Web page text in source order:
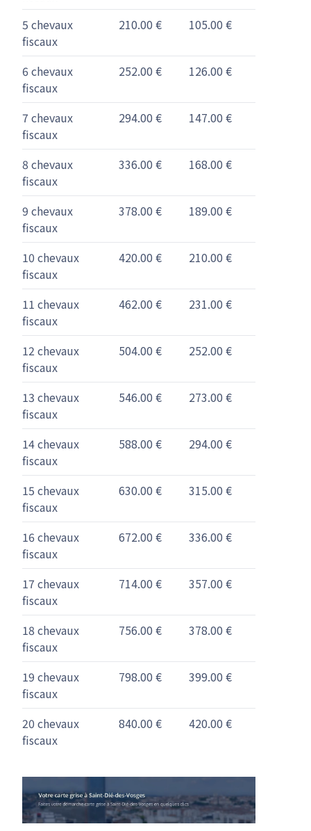
5 chevaux
fiscaux
210.00 € 105.00 €
6 chevaux
fiscaux
252.00 € 126.00 €
7 chevaux
fiscaux
294.00 € 147.00 €
8 chevaux
fiscaux
336.00 € 168.00 €
9 chevaux
fiscaux
378.00 € 189.00 €
10 chevaux
fiscaux
420.00 € 210.00 €
11 chevaux
fiscaux
462.00 € 231.00 €
12 chevaux
fiscaux
504.00 € 252.00 €
13 chevaux
fiscaux
546.00 € 273.00 €
14 chevaux
fiscaux
588.00 € 294.00 €
15 chevaux
fiscaux
630.00 € 315.00 €
16 chevaux
fiscaux
672.00 € 336.00 €
17 chevaux
fiscaux
714.00 € 357.00 €
18 chevaux
fiscaux
756.00 € 378.00 €
19 chevaux
fiscaux
798.00 € 399.00 €
20 chevaux
fiscaux
840.00 € 420.00 €